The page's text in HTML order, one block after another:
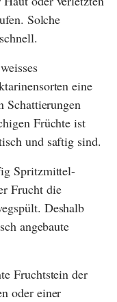
Solche
eine
Schattierungen
Früchte ist
und saftig sind.
Spritzmittel-
Frucht die
Deshalb
angebaute
Fruchtstein der
oder einer